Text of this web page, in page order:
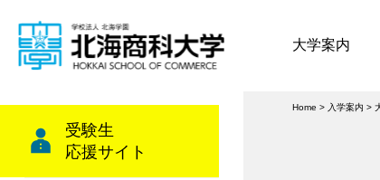
大学案内
受験生
応援サイト
Home > 入学案内 >